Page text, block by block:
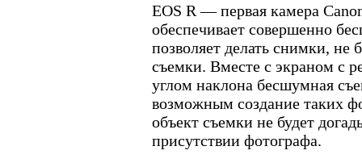
EOS R — первая камера
обеспечивает совершенно
позволяет делать снимки, не
съемки. Вместе с экраном с
углом наклона бесшумная
возможным создание таких
объект съемки не будет
присутствии фотографа.